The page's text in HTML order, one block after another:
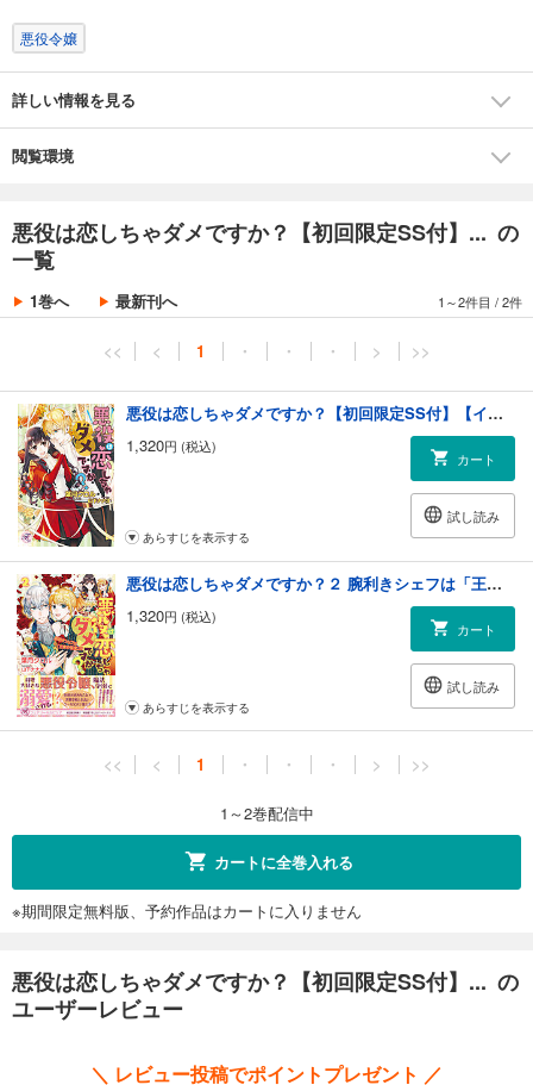
※サイン版との重複購入にご注意ください。
悪役令嬢
詳しい情報を見る
閲覧環境
悪役は恋しちゃダメですか？【初回限定SS付】... の
一覧
1巻へ 最新刊へ 1～2件目 /2件
<< < 1 ・ ・ ・ > >>
悪役は恋しちゃダメですか？【初回限定SS付】【イラスト付】
1,320円 (税込)
カート
試し読み
あらすじを表示する
悪役は恋しちゃダメですか？２ 腕利きシェフは「王家の至宝」！？【初回限定SS付】【イラスト付】
1,320円 (税込)
カート
試し読み
あらすじを表示する
<< < 1 ・ ・ ・ > >>
1～2巻配信中
カートに全巻入れる
※期間限定無料版、予約作品はカートに入りません
悪役は恋しちゃダメですか？【初回限定SS付】... の
ユーザーレビュー
＼ レビュー投稿でポイントプレゼント ／